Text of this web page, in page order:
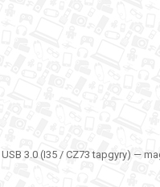
USB 3.0 (I35 / CZ73 tapgyry) —